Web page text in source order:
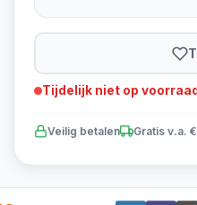
Tijdelijk niet op voorraad
Veilig betalen Gratis v.a.